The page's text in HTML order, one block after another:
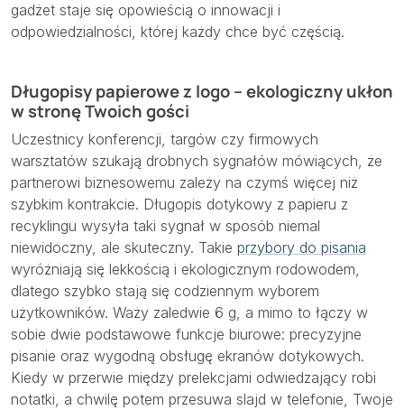
gadżet staje się opowieścią o innowacji i
odpowiedzialności, której każdy chce być częścią.
Długopisy papierowe z logo – ekologiczny ukłon
w stronę Twoich gości
Uczestnicy konferencji, targów czy firmowych
warsztatów szukają drobnych sygnałów mówiących, że
partnerowi biznesowemu zależy na czymś więcej niż
szybkim kontrakcie. Długopis dotykowy z papieru z
recyklingu wysyła taki sygnał w sposób niemal
niewidoczny, ale skuteczny. Takie przybory do pisania
wyróżniają się lekkością i ekologicznym rodowodem,
dlatego szybko stają się codziennym wyborem
użytkowników. Waży zaledwie 6 g, a mimo to łączy w
sobie dwie podstawowe funkcje biurowe: precyzyjne
pisanie oraz wygodną obsługę ekranów dotykowych.
Kiedy w przerwie między prelekcjami odwiedzający robi
notatki, a chwilę potem przesuwa slajd w telefonie, Twoje